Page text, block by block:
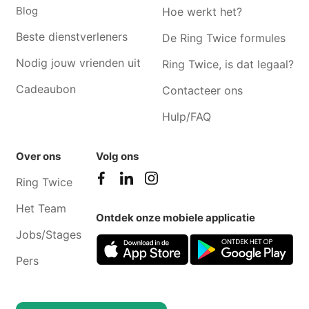
Hondenoppas Schaarbeek
Hondenoppas Ternat
Hondenoppas Vorst
Hondenoppas Vlezenbeek
Hondenoppas Meise
Blog
Beste dienstverleners
Nodig jouw vrienden uit
Cadeaubon
Hoe werkt het?
De Ring Twice formules
Ring Twice, is dat legaal?
Contacteer ons
Hulp/FAQ
Over ons
Ring Twice
Het Team
Jobs/Stages
Pers
Volg ons
Ontdek onze mobiele applicatie